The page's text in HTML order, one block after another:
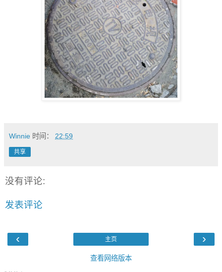
Winnie 时间： 22:59
共享
没有评论:
发表评论
‹ ›
主页
查看网络版本